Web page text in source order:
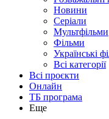
Новини
Серіали
Мультфільми
Фільми
Українські
Всі категорії
Всі проєкти
Онлайн
ТБ програма
Еще